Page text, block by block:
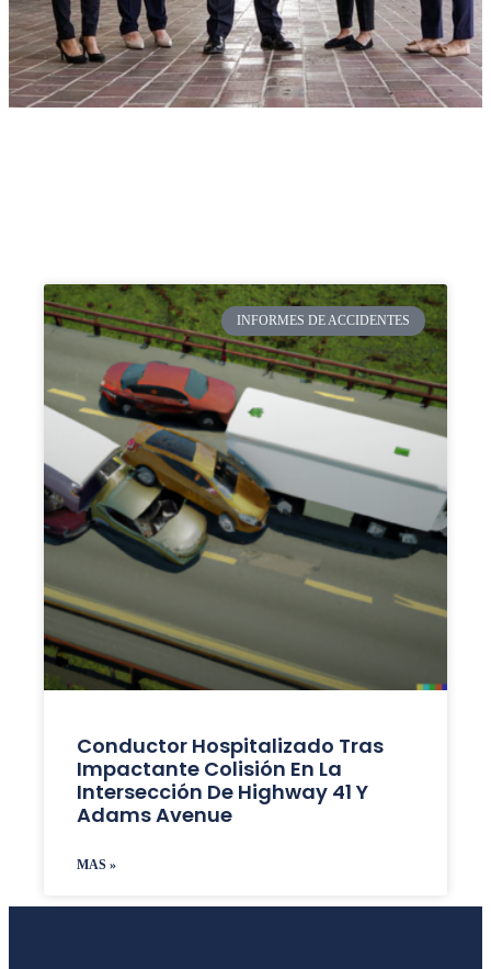
INFORMES DE ACCIDENTES
Conductor Hospitalizado Tras
Impactante Colisión En La
Intersección De Highway 41 Y
Adams Avenue
MAS »